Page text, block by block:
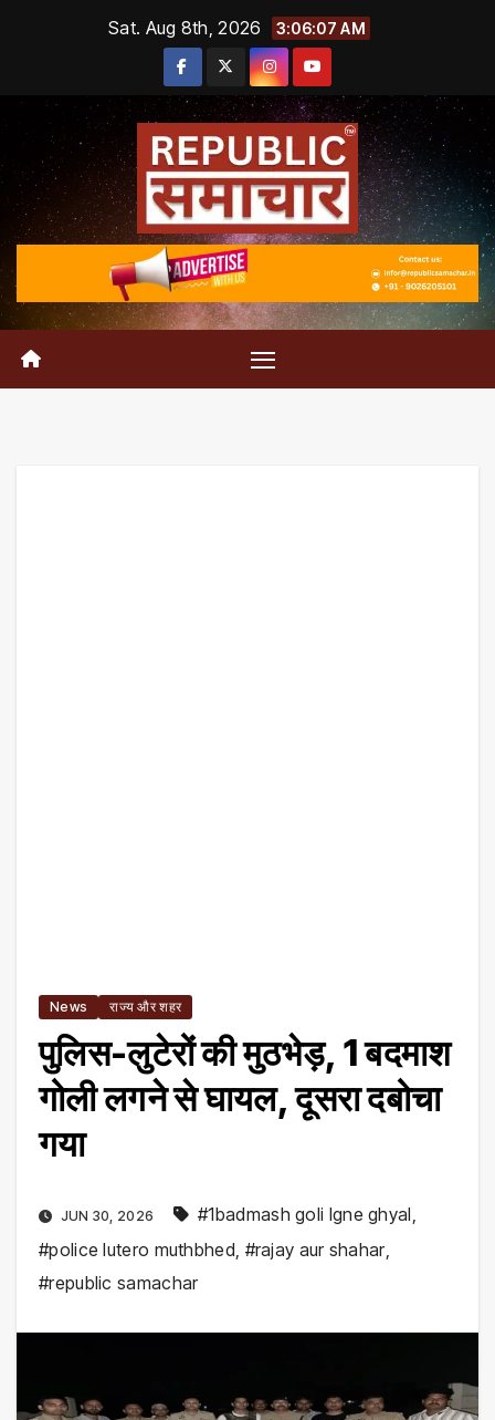
Sat. Aug 8th, 2026 3:06:07 AM
News राज्य और शहर
पुलिस-लुटेरों की मुठभेड़, 1 बदमाश
गोली लगने से घायल, दूसरा दबोचा
गया
JUN 30, 2026 #1badmash goli lgne ghyal
#police lutero muthbhed #rajay aur shahar,
#republic samachar